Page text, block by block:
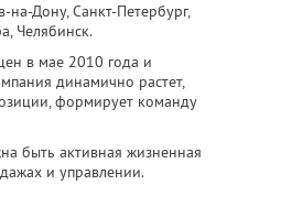
Дону, Санкт-Петербург,
Челябинск.
в мае 2010 года и
динамично растет,
формирует команду
быть активная жизненная
и управлении.